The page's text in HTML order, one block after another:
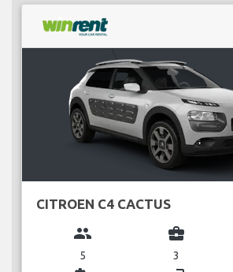
CITROEN C4 CACTUS
group
5
business_center
3